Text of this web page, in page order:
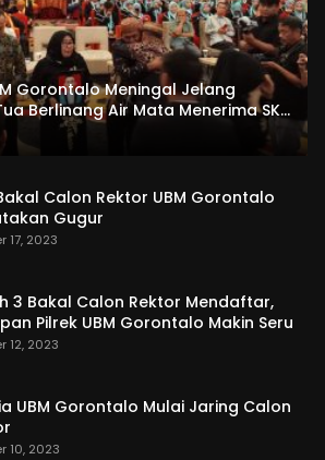
Gorontalo Meningal Jelang
Berlinang Air Mata Menerima SKL
Salempang
Calon Rektor UBM Gorontalo
Gugur
17, 2023
3 Bakal Calon Rektor Mendaftar,
Pilrek UBM Gorontalo Makin Seru
12, 2023
UBM Gorontalo Mulai Jaring Calon
10, 2023